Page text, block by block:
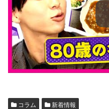
コラム 新着情報